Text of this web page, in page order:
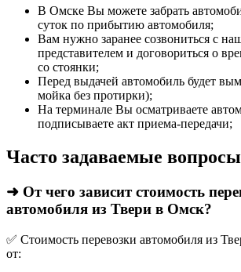
В Омске Вы можете забрать
суток по прибытию автомобиля;
Вам нужно заранее созвониться с
представителем и договориться о
со стоянки;
Перед выдачей автомобиль будет
мойка без протирки);
На терминале Вы осматриваете
подписываете акт приема-передачи;
Часто задаваемые вопросы
➜ От чего зависит стоимость
автомобиля из Твери в Омск?
✅ Стоимость перевозки автомобиля из
от: